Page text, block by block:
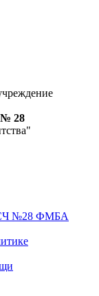
№ 28
№28 ФМБА